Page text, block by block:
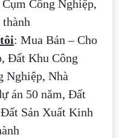
Công Nghiệp,
: Mua Bán – Cho
Đất Khu Công
Nghiệp, Nhà
án 50 năm, Đất
Sản Xuất Kinh